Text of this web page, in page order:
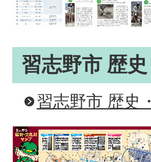
習志野市 歴
習志野市 歴史